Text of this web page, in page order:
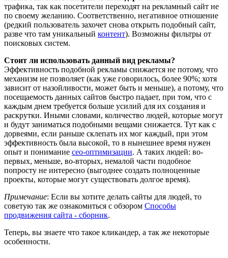
трафика, так как посетители переходят на рекламный сайт не
по своему желанию. Соответственно, негативное отношение
(редкий пользователь захочет снова открыть подобный сайт,
разве что там уникальный контент). Возможны фильтры от
поисковых систем.
Стоит ли использовать данный вид рекламы?
Эффективность подобной рекламы снижается не потому, что
механизм не позволяет (как уже говорилось, более 90%; хотя
зависит от назойливости, может быть и меньше), а потому, что
посещаемость данных сайтов быстро падает, при том, что с
каждым днем требуется больше усилий для их создания и
раскрутки. Иными словами, количество людей, которые могут
и будут заниматься подобными вещами снижается. Тут как с
дорвеями, если раньше склепать их мог каждый, при этом
эффективность была высокой, то в нынешнее время нужен
опыт и понимание сео-оптимизации. А таких людей: во-
первых, меньше, во-вторых, немалой части подобное
попросту не интересно (выгоднее создать полноценные
проекты, которые могут существовать долгое время).
Примечание: Если вы хотите делать сайты для людей, то
советую так же ознакомиться с обзором Способы
продвижения сайта - сборник.
Теперь, вы знаете что такое кликандер, а так же некоторые
особенности.